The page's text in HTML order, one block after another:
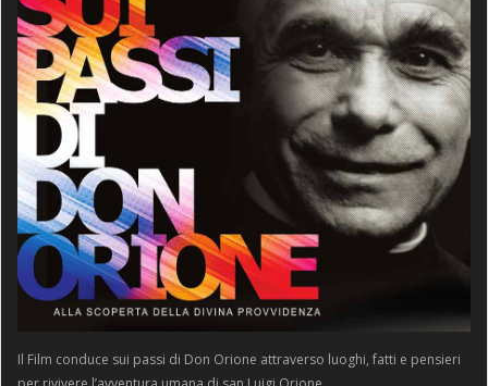
Il Film conduce sui passi di Don Orione attraverso luoghi, fatti e pensieri